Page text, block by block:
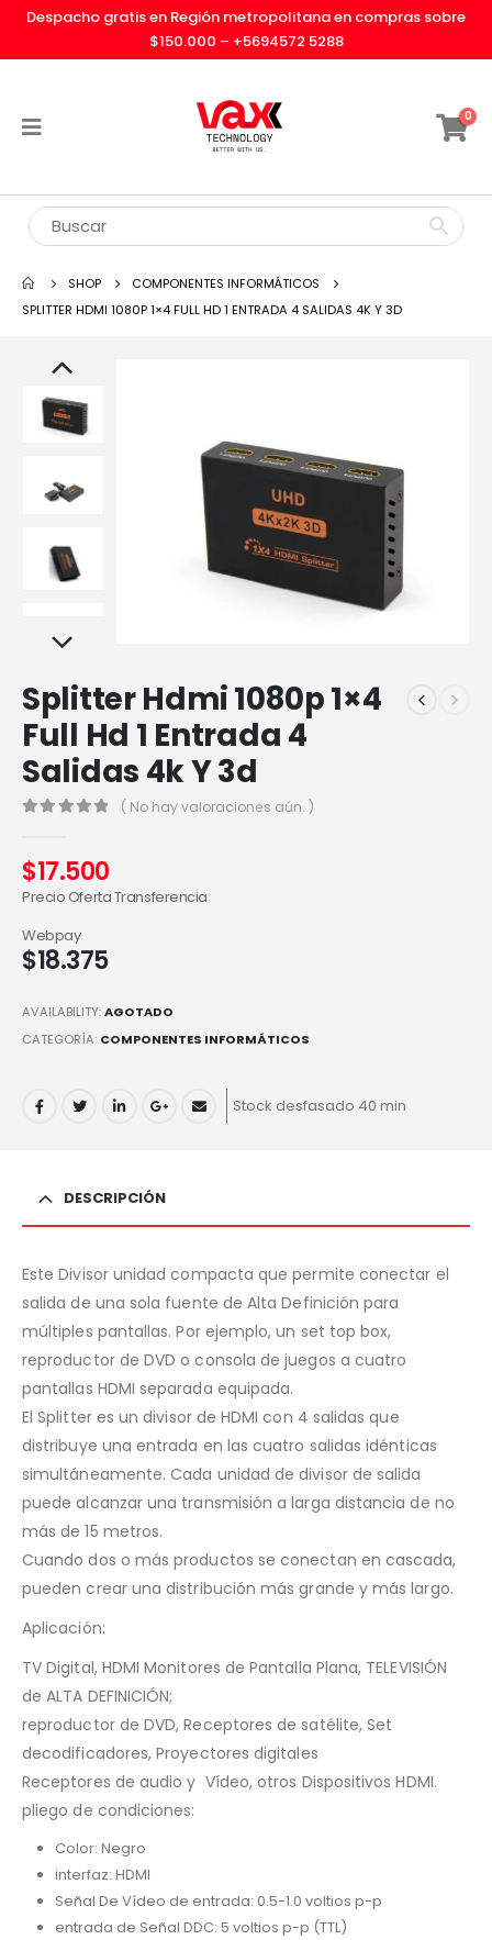
Despacho gratis en Región metropolitana en compras sobre
$150.000 – +5694572 5288
0
SHOP
COMPONENTES INFORMÁTICOS
SPLITTER HDMI 1080P 1×4 FULL HD 1 ENTRADA 4 SALIDAS 4K Y 3D
Splitter Hdmi 1080p 1×4
Full Hd 1 Entrada 4
Salidas 4k Y 3d
( No hay valoraciones aún. )
$17.500
Precio Oferta Transferencia
$18.375
Webpay
AVAILABILITY:AGOTADO
CATEGORÍA: COMPONENTES INFORMÁTICOS
Stock desfasado 40 min
DESCRIPCIÓN
Este Divisor unidad compacta que permite conectar el
salida de una sola fuente de Alta Definición para
múltiples pantallas. Por ejemplo, un set top box,
reproductor de DVD o consola de juegos a cuatro
pantallas HDMI separada equipada.
El Splitter es un divisor de HDMI con 4 salidas que
distribuye una entrada en las cuatro salidas idénticas
simultáneamente. Cada unidad de divisor de salida
puede alcanzar una transmisión a larga distancia de no
más de 15 metros.
Cuando dos o más productos se conectan en cascada,
pueden crear una distribución más grande y más largo.
Aplicación:
TV Digital, HDMI Monitores de Pantalla Plana, TELEVISIÓN
de ALTA DEFINICIÓN;
reproductor de DVD, Receptores de satélite, Set
decodificadores, Proyectores digitales
Receptores de audio y Vídeo, otros Dispositivos HDMI.
pliego de condiciones:
Color: Negro
interfaz: HDMI
Señal De Vídeo de entrada: 0.5-1.0 voltios p-p
entrada de Señal DDC: 5 voltios p-p (TTL)